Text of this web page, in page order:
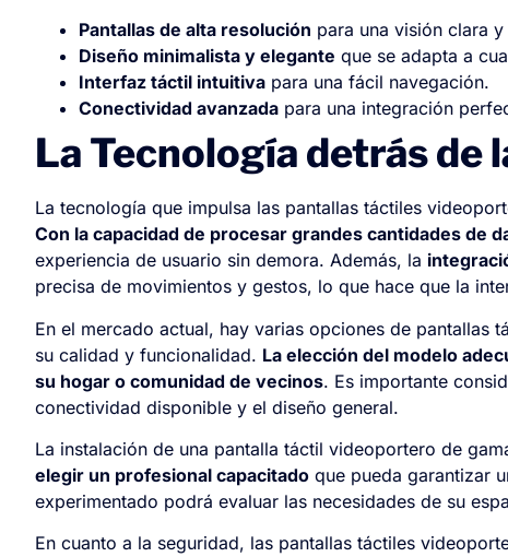
Pantallas de alta resolución para una visión clara
Diseño minimalista y elegante que se adapta a
Interfaz táctil intuitiva para una fácil navegación.
Conectividad avanzada para una integración
La Tecnología detrás de
La tecnología que impulsa las pantallas táctiles
Con la capacidad de procesar grandes cantidades de
experiencia de usuario sin demora. Además, la
precisa de movimientos y gestos, lo que hace que la
En el mercado actual, hay varias opciones de pantallas
su calidad y funcionalidad. La elección del modelo
su hogar o comunidad de vecinos. Es importante
conectividad disponible y el diseño general.
La instalación de una pantalla táctil videoportero de
elegir un profesional capacitado que pueda garantizar
experimentado podrá evaluar las necesidades de su
En cuanto a la seguridad, las pantallas táctiles